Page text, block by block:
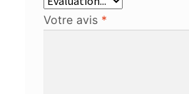
Votre avis *